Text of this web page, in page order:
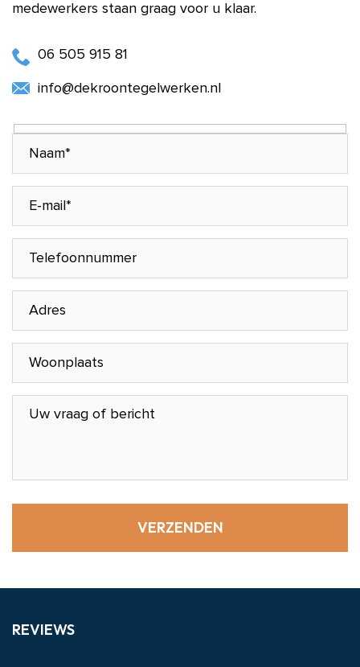
medewerkers staan graag voor u klaar.
06 505 915 81
info@dekroontegelwerken.nl
REVIEWS